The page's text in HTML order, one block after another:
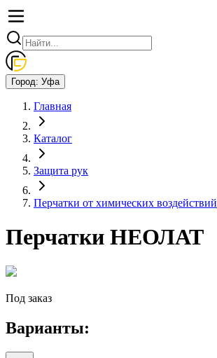
Город: Уфа
Главная
Каталог
Защита рук
Перчатки от химических воздействий
Перчатки НЕОЛАТ
Под заказ
Варианты: